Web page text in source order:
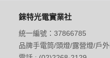
錸特光電實業社
統一編號：37866785
品牌手電筒/頭燈/露營燈/戶外